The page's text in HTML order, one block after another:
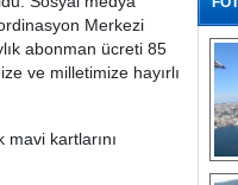
Merkezi
abonman ücreti 85
ve milletimize hayırlı
kartlarını